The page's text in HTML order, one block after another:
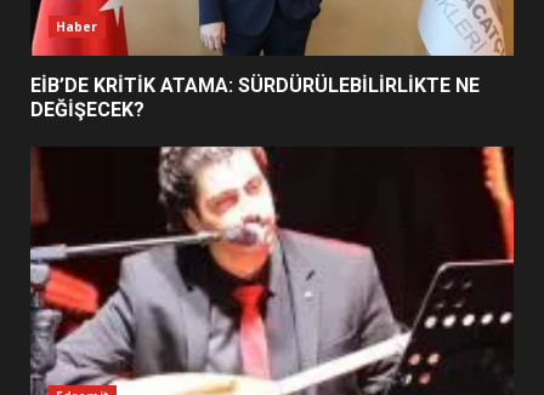
BURHANİYE BELEDİYESPOR’DA
YENİ YÖNETİM NASIL
Haber
EİB’DE KRİTİK ATAMA: SÜRDÜRÜLEBİLİRLİKTE NE
DEĞİŞECEK?